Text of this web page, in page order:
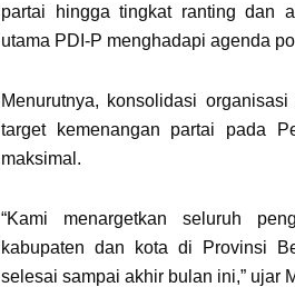
partai hingga tingkat ranting dan
utama PDI-P menghadapi agenda
Menurutnya, konsolidasi
target kemenangan partai pada
maksimal.
“Kami menargetkan seluruh
kabupaten dan kota di Provinsi
selesai sampai akhir bulan ini,” ujar